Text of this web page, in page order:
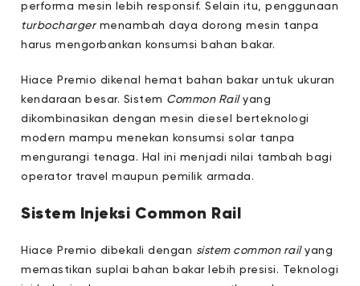
performa mesin lebih responsif. Selain itu, penggunaan
turbochargermenambah daya dorong mesin tanpa
harus mengorbankan konsumsi bahan bakar.
Hiace Premio dikenal hemat bahan bakar untuk ukuran
kendaraan besar. Sistem Common Railyang
dikombinasikan dengan mesin diesel berteknologi
modern mampu menekan konsumsi solar tanpa
mengurangi tenaga. Hal ini menjadi nilai tambah bagi
operator travel maupun pemilik armada.
Sistem Injeksi Common Rail
Hiace Premio dibekali dengan sistem common railyang
memastikan suplai bahan bakar lebih presisi. Teknologi